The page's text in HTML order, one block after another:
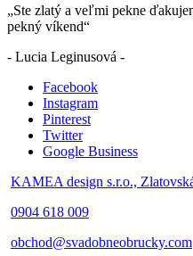
„Ste zlatý a veľmi pekne
pekný víkend“
- Lucia Leginusová -
Facebook
Instagram
Pinterest
Twitter
Google Business
KAMEA design s.r.o.,
0904 618 009
obchod@svadobneobrucky.com